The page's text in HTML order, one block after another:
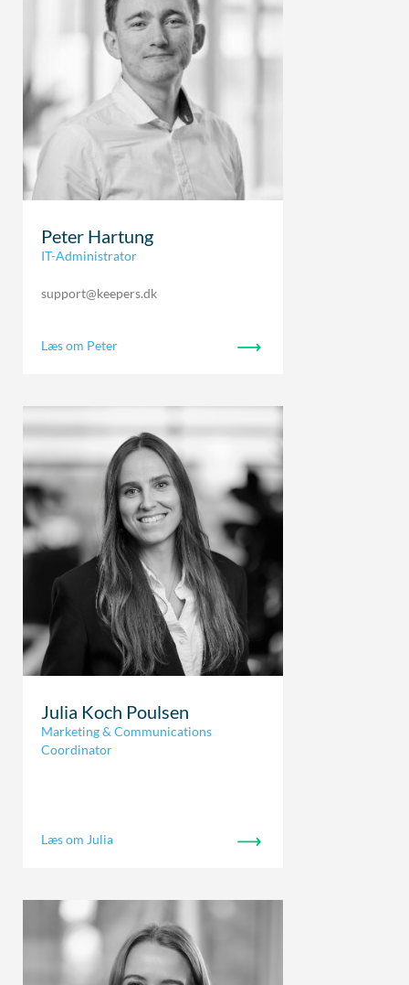
Peter Hartung
IT-Administrator
support@keepers.dk
Læs om Peter
Julia Koch Poulsen
Marketing & Communications
Coordinator
Læs om Julia